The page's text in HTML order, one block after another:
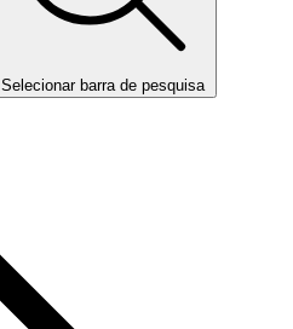
Selecionar barra de pesquisa